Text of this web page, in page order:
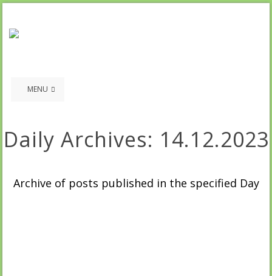
MENU
Daily Archives: 14.12.2023
Archive of posts published in the specified Day